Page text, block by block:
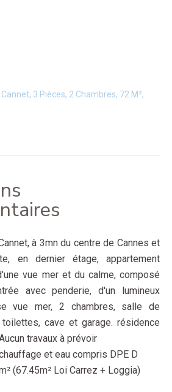
3 Pièces, 2 Chambres, 72 M²,
à 3mn du centre de Cannes et
en dernier étage, appartement
vue mer et du calme, composé
avec penderie, d'un lumineux
vue mer, 2 chambres, salle de
cave et garage. résidence
travaux à prévoir
et eau compris DPE D
(67.45m² Loi Carrez + Loggia)